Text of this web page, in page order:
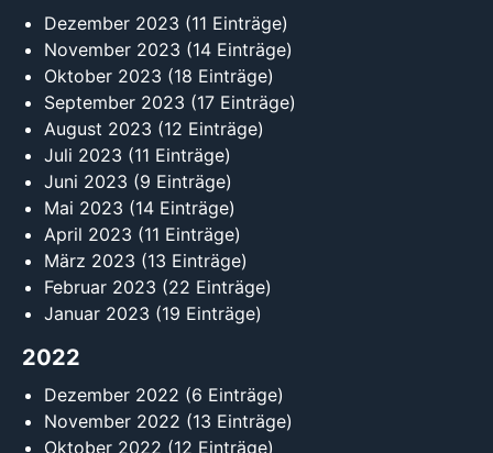
Dezember 2023 (11 Einträge)
November 2023 (14 Einträge)
Oktober 2023 (18 Einträge)
September 2023 (17 Einträge)
August 2023 (12 Einträge)
Juli 2023 (11 Einträge)
Juni 2023 (9 Einträge)
Mai 2023 (14 Einträge)
April 2023 (11 Einträge)
März 2023 (13 Einträge)
Februar 2023 (22 Einträge)
Januar 2023 (19 Einträge)
2022
Dezember 2022 (6 Einträge)
November 2022 (13 Einträge)
Oktober 2022 (12 Einträge)